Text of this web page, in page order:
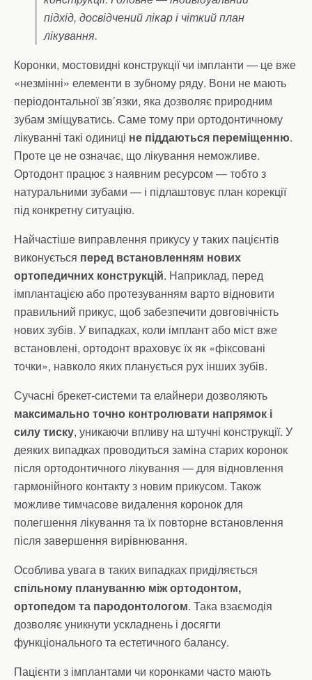
підхід, досвідчений лікар і чіткий план
лікування.
Коронки, мостовидні конструкції чи імпланти — це вже
«незмінні» елементи в зубному ряду. Вони не мають
періодонтальної зв’язки, яка дозволяє природним
зубам зміщуватись. Саме тому при ортодонтичному
лікуванні такі одиниці не піддаються переміщенню.
Проте це не означає, що лікування неможливе.
Ортодонт працює з наявним ресурсом — тобто з
натуральними зубами — і підлаштовує план корекції
під конкретну ситуацію.
Найчастіше виправлення прикусу у таких пацієнтів
виконується перед встановленням нових
ортопедичних конструкцій. Наприклад, перед
імплантацією або протезуванням варто відновити
правильний прикус, щоб забезпечити довговічність
нових зубів. У випадках, коли імплант або міст вже
встановлені, ортодонт враховує їх як «фіксовані
точки», навколо яких планується рух інших зубів.
Сучасні брекет-системи та елайнери дозволяють
максимально точно контролювати напрямок і
силу тиску, уникаючи впливу на штучні конструкції. У
деяких випадках проводиться заміна старих коронок
після ортодонтичного лікування — для відновлення
гармонійного контакту з новим прикусом. Також
можливе тимчасове видалення коронок для
полегшення лікування та їх повторне встановлення
після завершення вирівнювання.
Особлива увага в таких випадках приділяється
спільному плануванню між ортодонтом,
ортопедом та пародонтологом. Така взаємодія
дозволяє уникнути ускладнень і досягти
функціонального та естетичного балансу.
Пацієнти з імплантами чи коронками часто мають